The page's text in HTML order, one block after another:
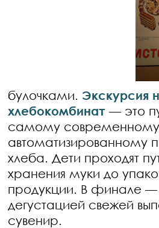
булочками. Экскурсия
хлебокомбинат — это
самому современному
автоматизированному
хлеба. Дети проходят
хранения муки до
продукции. В финале —
дегустацией свежей
сувенир.